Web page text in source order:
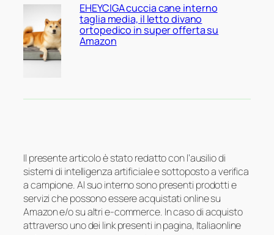
EHEYCIGA cuccia cane interno
taglia media, il letto divano
ortopedico in super offerta su
Amazon
Il presente articolo è stato redatto con l’ausilio di
sistemi di intelligenza artificiale e sottoposto a verifica
a campione. Al suo interno sono presenti prodotti e
servizi che possono essere acquistati online su
Amazon e/o su altri e-commerce. In caso di acquisto
attraverso uno dei link presenti in pagina, Italiaonline